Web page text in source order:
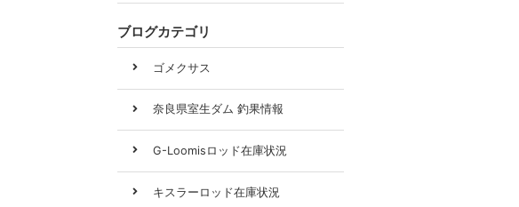
ブログカテゴリ
ゴメクサス
奈良県室生ダム 釣果情報
G-Loomisロッド在庫状況
キスラーロッド在庫状況